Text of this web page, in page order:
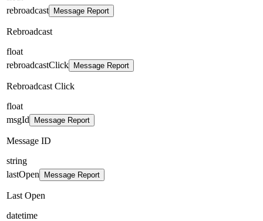
rebroadcast
Message Report
Rebroadcast
float
rebroadcastClick
Message Report
Rebroadcast Click
float
msgId
Message Report
Message ID
string
lastOpen
Message Report
Last Open
datetime